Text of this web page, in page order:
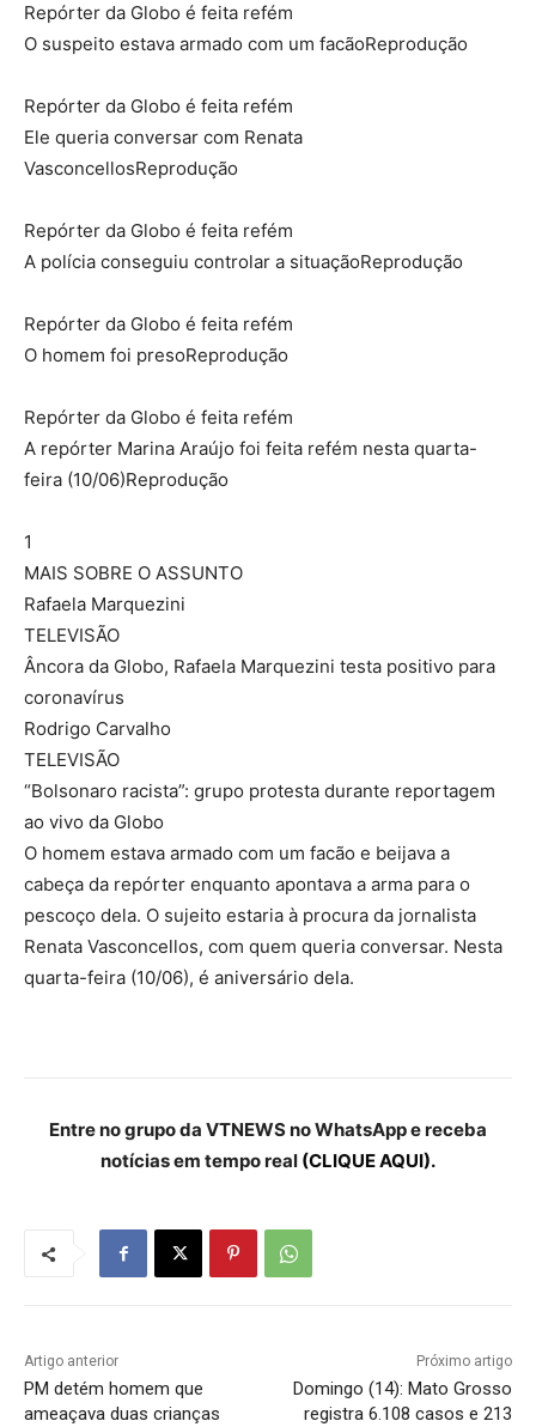
Repórter da Globo é feita refém
O suspeito estava armado com um facãoReprodução
Repórter da Globo é feita refém
Ele queria conversar com Renata
VasconcellosReprodução
Repórter da Globo é feita refém
A polícia conseguiu controlar a situaçãoReprodução
Repórter da Globo é feita refém
O homem foi presoReprodução
Repórter da Globo é feita refém
A repórter Marina Araújo foi feita refém nesta quarta-
feira (10/06)Reprodução
1
MAIS SOBRE O ASSUNTO
Rafaela Marquezini
TELEVISÃO
Âncora da Globo, Rafaela Marquezini testa positivo para
coronavírus
Rodrigo Carvalho
TELEVISÃO
“Bolsonaro racista”: grupo protesta durante reportagem
ao vivo da Globo
O homem estava armado com um facão e beijava a
cabeça da repórter enquanto apontava a arma para o
pescoço dela. O sujeito estaria à procura da jornalista
Renata Vasconcellos, com quem queria conversar. Nesta
quarta-feira (10/06), é aniversário dela.
Entre no grupo da VTNEWS no WhatsApp e receba
notícias em tempo real (CLIQUE AQUI).
Artigo anterior
PM detém homem que
ameaçava duas crianças
Próximo artigo
Domingo (14): Mato Grosso
registra 6.108 casos e 213